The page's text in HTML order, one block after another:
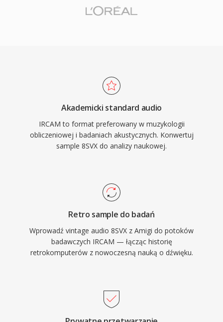
Akademicki standard audio
IRCAM to format preferowany w muzykologii
obliczeniowej i badaniach akustycznych. Konwertuj
sample 8SVX do analizy naukowej.
Retro sample do badań
Wprowadź vintage audio 8SVX z Amigi do potoków
badawczych IRCAM — łącząc historię
retrokomputerów z nowoczesną nauką o dźwięku.